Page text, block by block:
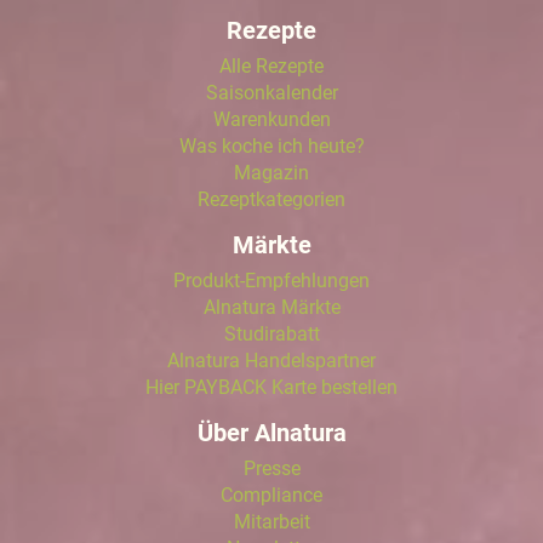
Rezepte
Alle Rezepte
Saisonkalender
Warenkunden
Was koche ich heute?
Magazin
Rezeptkategorien
Märkte
Produkt-Empfehlungen
Alnatura Märkte
Studirabatt
Alnatura Handelspartner
Hier PAYBACK Karte bestellen
Über Alnatura
Presse
Compliance
Mitarbeit